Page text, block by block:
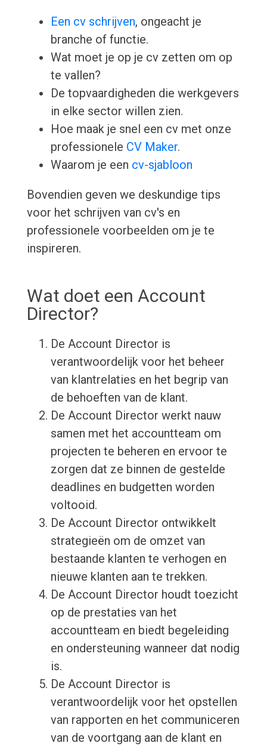
Een cv schrijven, ongeacht je
branche of functie.
Wat moet je op je cv zetten om op
te vallen?
De topvaardigheden die werkgevers
in elke sector willen zien.
Hoe maak je snel een cv met onze
professionele CV Maker.
Waarom je een cv-sjabloon
Bovendien geven we deskundige tips
voor het schrijven van cv's en
professionele voorbeelden om je te
inspireren.
Wat doet een Account
Director?
De Account Director is
verantwoordelijk voor het beheer
van klantrelaties en het begrip van
de behoeften van de klant.
De Account Director werkt nauw
samen met het accountteam om
projecten te beheren en ervoor te
zorgen dat ze binnen de gestelde
deadlines en budgetten worden
voltooid.
De Account Director ontwikkelt
strategieën om de omzet van
bestaande klanten te verhogen en
nieuwe klanten aan te trekken.
De Account Director houdt toezicht
op de prestaties van het
accountteam en biedt begeleiding
en ondersteuning wanneer dat nodig
is.
De Account Director is
verantwoordelijk voor het opstellen
van rapporten en het communiceren
van de voortgang aan de klant en